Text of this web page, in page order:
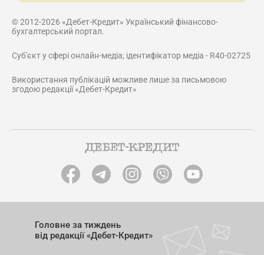
© 2012-2026 «Дебет-Кредит» Український фінансово-
бухгалтерський портал.
Суб'єкт у сфері онлайн-медіа; ідентифікатор медіа - R40-02725
Використання публікацій можливе лише за письмовою
згодою редакції «Дебет-Кредит»
Головне за тиждень
від редакції «Дебет-Кредит»